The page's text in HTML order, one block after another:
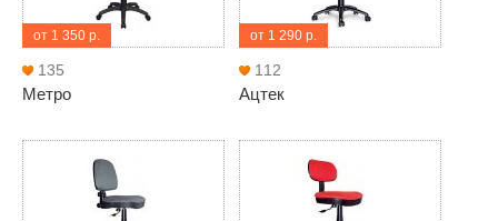
от 1 350 р.
135
Метро
от 1 290 р.
112
Ацтек